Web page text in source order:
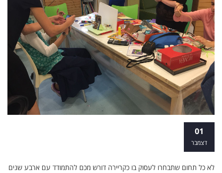
01
דצמבר
לא כל תחום שתבחרו לעסוק בו כקריירה דורש מכם להתמודד עם ארבע שנים